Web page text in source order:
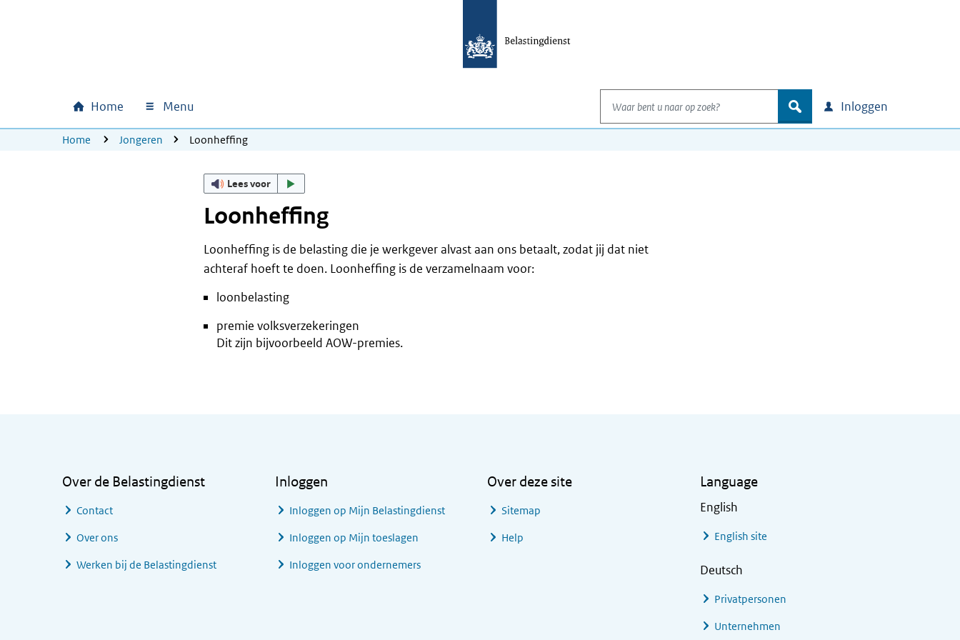
Hoofdnavigatie
Home Menu
Waar bent u naar op zoek?
zoek Inloggen
U bevindt zich hier:
Home Jongeren Loonheffing
Lees voor
Loonheffing
Loonheffing is de belasting die je werkgever alvast aan ons betaalt, zodat jij dat niet
achteraf hoeft te doen. Loonheffing is de verzamelnaam voor:
loonbelasting
premie volksverzekeringen
Dit zijn bijvoorbeeld AOW-premies.
Over de Belastingdienst
Contact
Over ons
Werken bij de Belastingdienst
Inloggen
Inloggen op Mijn Belastingdienst
Inloggen op Mijn toeslagen
Inloggen voor ondernemers
Over deze site
Sitemap
Help
Language
English
English site
Deutsch
Privatpersonen
Unternehmen